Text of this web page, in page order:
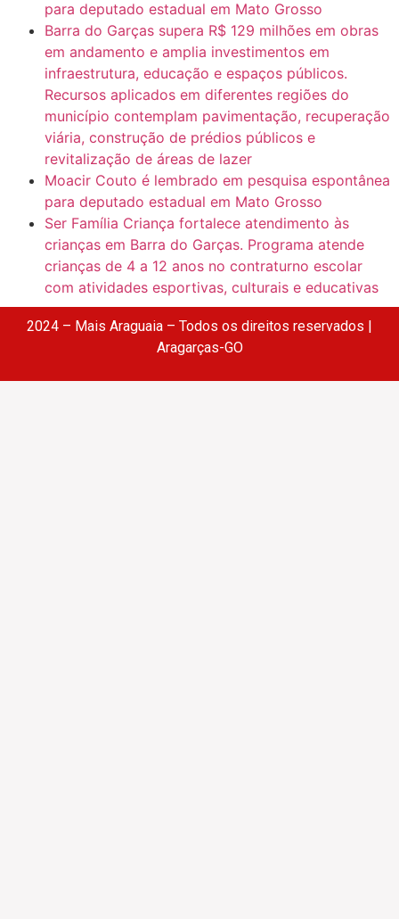
para deputado estadual em Mato Grosso
Barra do Garças supera R$ 129 milhões em obras
em andamento e amplia investimentos em
infraestrutura, educação e espaços públicos.
Recursos aplicados em diferentes regiões do
município contemplam pavimentação, recuperação
viária, construção de prédios públicos e
revitalização de áreas de lazer
Moacir Couto é lembrado em pesquisa espontânea
para deputado estadual em Mato Grosso
Ser Família Criança fortalece atendimento às
crianças em Barra do Garças. Programa atende
crianças de 4 a 12 anos no contraturno escolar
com atividades esportivas, culturais e educativas
2024 – Mais Araguaia – Todos os direitos reservados |
Aragarças-GO